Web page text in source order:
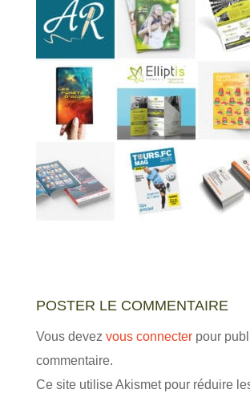
POSTER LE COMMENTAIRE
Vous devez vous connecterpour
commentaire.
Ce site utilise Akismet pour réduire